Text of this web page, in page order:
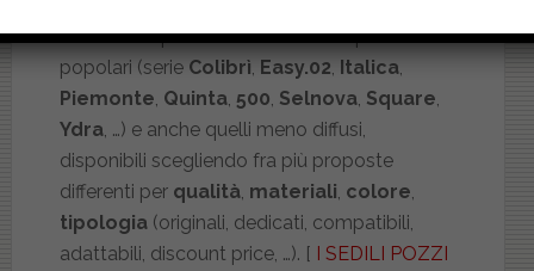
I ricambi copriwaterPozzi Ginoripiù
popolari (serie Colibrì, Easy.02, Italica,
Piemonte, Quinta, 500, Selnova, Square,
Ydra, …) e anche quelli meno diffusi,
disponibili scegliendo fra più proposte
differenti per qualità, materiali, colore,
tipologia(originali, dedicati, compatibili,
adattabili, discount price, …). [ I SEDILI POZZI